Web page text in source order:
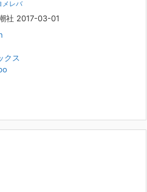
値
くされていることではありますが、
のものを考える機会となりました。
メレバ
社 2017-03-01
クス